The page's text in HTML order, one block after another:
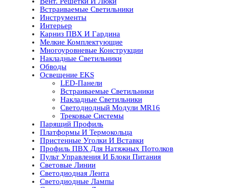
Встраиваемые Светильники
Инструменты
Интерьер
Карниз ПВХ И Гардина
Мелкие Комплектующие
Многоуровневые Конструкции
Накладные Светильники
Обводы
Освещение EKS
LED-Панели
Встраиваемые Светильники
Накладные Светильники
Светодиодный Модули MR16
Трековые Системы
Парящий Профиль
Платформы И Термокольца
Пристенные Уголки И Вставки
Профиль ПВХ Для Натяжных Потолков
Пульт Управления И Блоки Питания
Световые Линии
Светодиодная Лента
Светодиодные Лампы